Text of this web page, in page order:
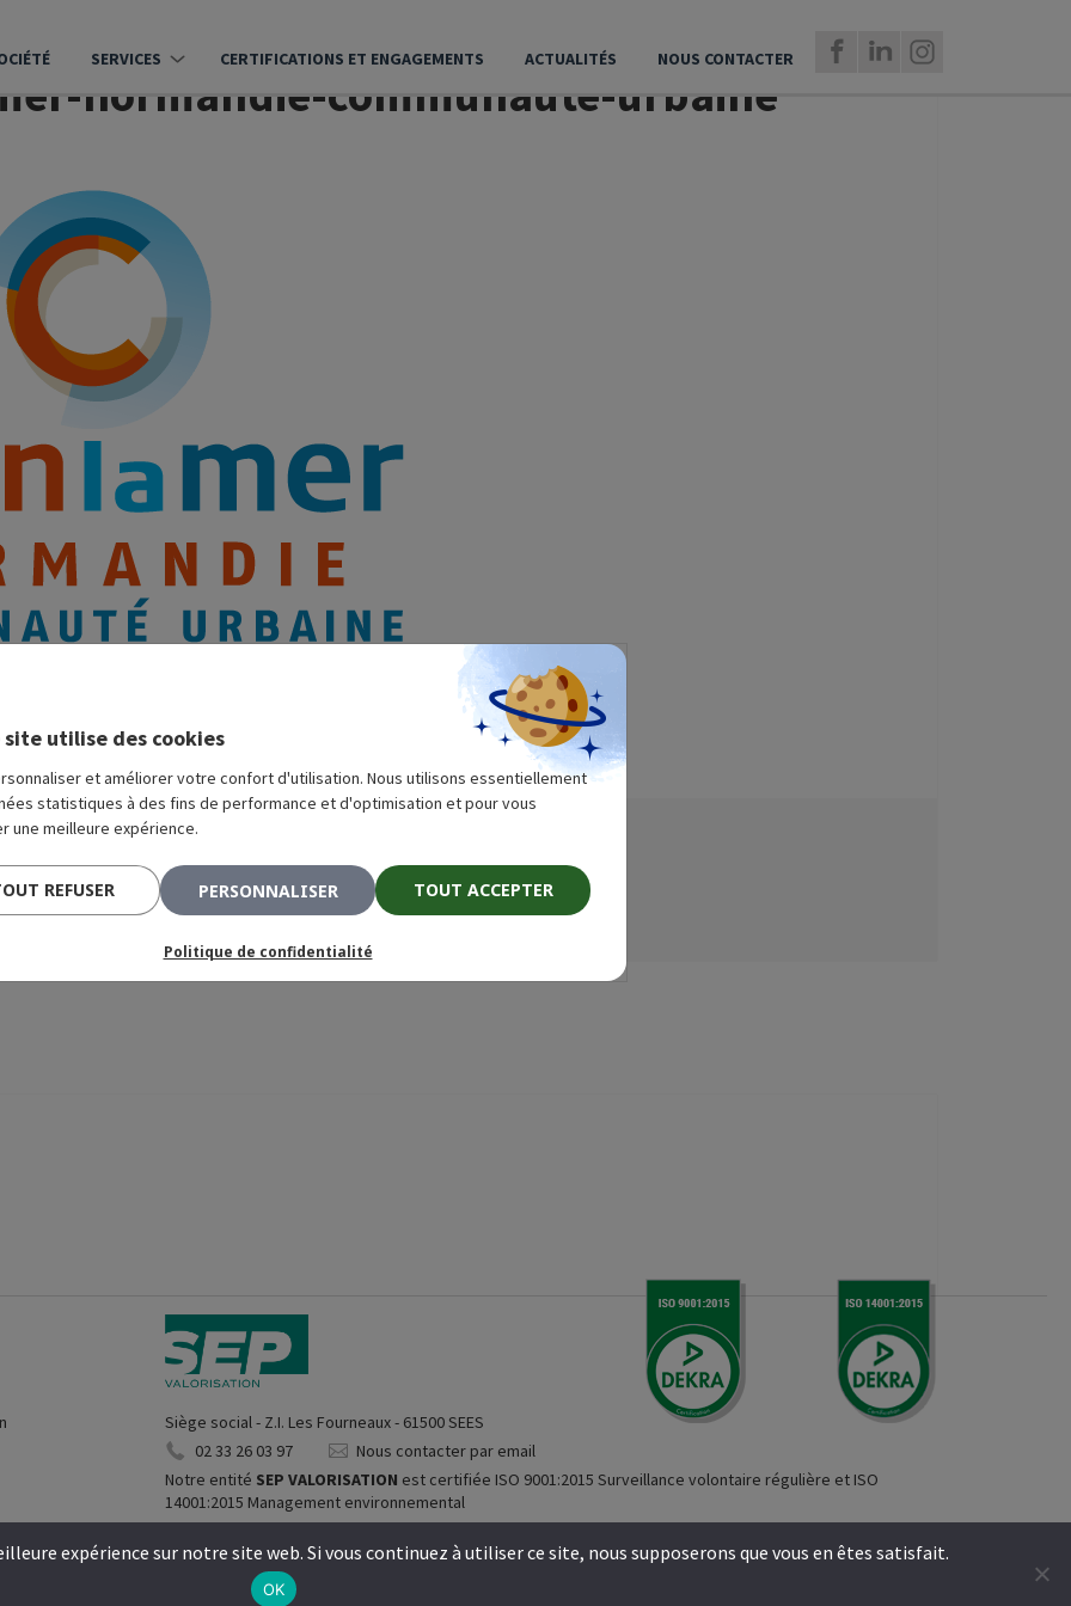
SERVICES CERTIFICATIONS ET ENGAGEMENTS ACTUALITÉS NOUS CONTACTER
normandie-communaute-urbaine
Siège social - Z.I. Les Fourneaux - 61500 SEES
02 33 26 03 97
Nous contacter par email
Notre entité SEP VALORISATION est certifiée ISO 9001:2015 Surveillance volontaire régulière et ISO
14001:2015 Management environnemental
Mentions légales
expérience sur notre site web. Si vous continuez à utiliser ce site, nous supposerons que vous en êtes satisfait.
OK
site utilise des cookies
et améliorer votre confort d'utilisation. Nous utilisons essentiellement
statistiques à des fins de performance et d'optimisation et pour vous
une meilleure expérience.
TOUT ACCEPTER
REFUSER PERSONNALISER
Politique de confidentialité